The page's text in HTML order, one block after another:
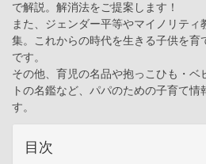
で解説。解消法をご提案します！
また、ジェンダー平等やマイノリテ
集。これからの時代を生きる子供を育
です。
その他、育児の名品や抱っこひも・ベ
トの名鑑など、パパのための子育て情
す。
目次